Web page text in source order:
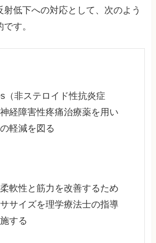
射低下への対応として、次のよう
す。
（非ステロイド性抗炎症
経障害性疼痛治療薬を用い
軽減を図る
軟性と筋力を改善するため
サイズを理学療法士の指導
する